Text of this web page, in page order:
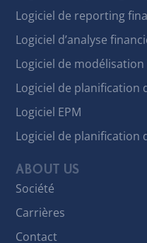
Logiciel de reporting
Logiciel d’analyse
Logiciel de
Logiciel de planification
Logiciel EPM
Logiciel de planification
ABOUT US
Société
Carrières
Contact